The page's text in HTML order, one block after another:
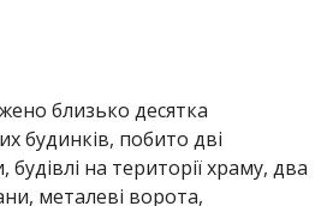
близько десятка
будинків, побито дві
будівлі на території храму, два
металеві ворота,